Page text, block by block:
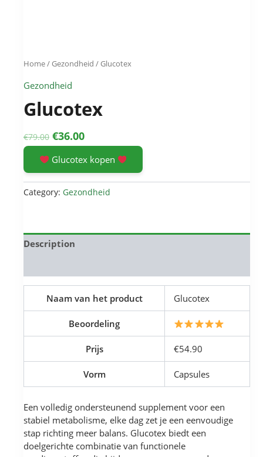
Home/Gezondheid / Glucotex
Gezondheid
Glucotex
€79.00 Original
price
was:
€79.00.
€36.00Current
price
is:
€36.00.
Glucotex kopen
Category: Gezondheid
Description
Naam van het product Glucotex
Beoordeling
Prijs €54.90
Vorm Capsules
Een volledig ondersteunend supplement voor een
stabiel metabolisme, elke dag zet je een eenvoudige
stap richting meer balans. Glucotex biedt een
doelgerichte combinatie van functionele